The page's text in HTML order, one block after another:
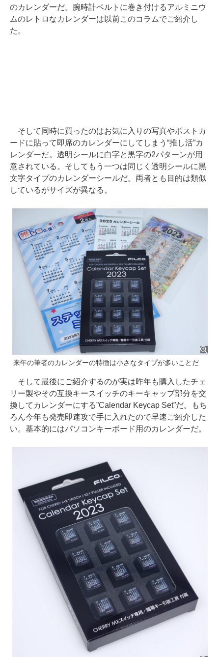
のカレンダーだ。腕時計ベルトに巻き付けるアルミニウ
ムのレトロなカレンダーは以前このコラムでご紹介し
た。
そして同時に買ったのはお気に入りの写真やポストカ
ードに貼って即席のカレンダーにしてしまう“推し活”カ
レンダーだ。透明シールに白字と黒字の2パターンが用
意されている。そしてもう一つは同じく透明シールに黒
文字タイプのカレンダーシールだ。両者とも目的は類似
しているがサイズが異なる。
来年の筆者のカレンダーの特徴は小さなタイプが多いことだ
そして最後にご紹介するのが実は昨年も購入したチェ
リー製やその互換キースイッチのキーキャップ部分を交
換してカレンダーにする”Calendar Keycap Set”だ。もち
ろん今年も発売即速攻で手に入れたので早速ご紹介した
い。基本的にはパソコンキーボード用のカレンダーだ。